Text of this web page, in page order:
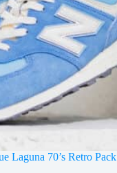
Laguna 70’s Retro Pack